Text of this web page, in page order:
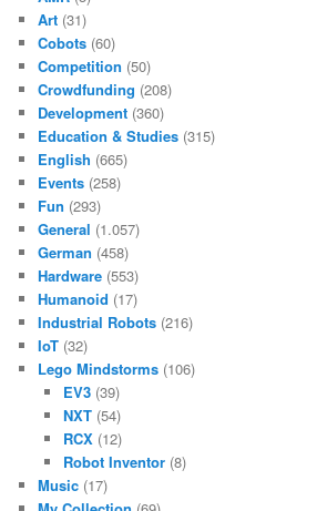
Art (31)
Cobots (60)
Competition (50)
Crowdfunding (208)
Development (360)
Education & Studies (315)
English (665)
Events (258)
Fun (293)
General (1.057)
German (458)
Hardware (553)
Humanoid (17)
Industrial Robots (216)
IoT (32)
Lego Mindstorms (106)
EV3(39)
NXT(54)
RCX(12)
Robot Inventor(8)
Music (17)